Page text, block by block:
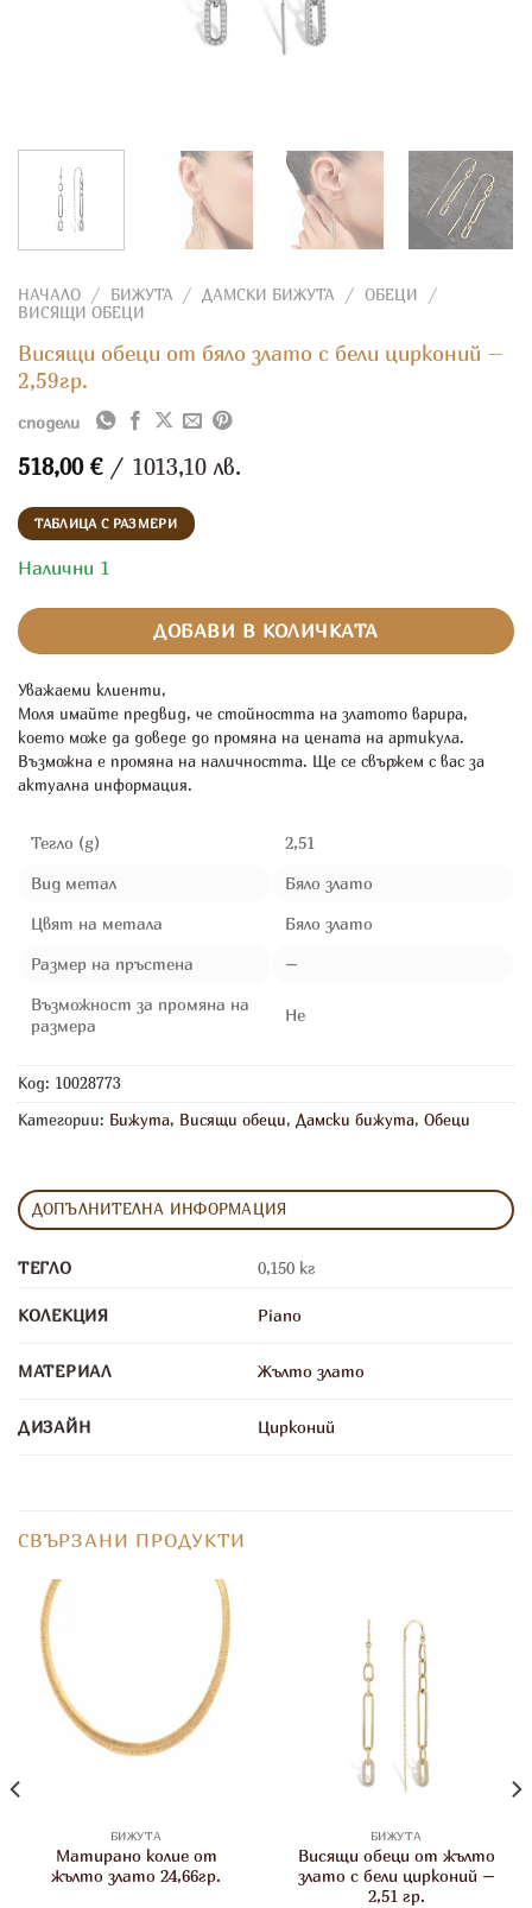
НАЧАЛО / БИЖУТА / ДАМСКИ БИЖУТА / ОБЕЦИ
/
ВИСЯЩИ ОБЕЦИ
Висящи обеци от бяло злато с бели цирконий –
2,59гр.
сподели
518,00 €/ 1013,10 лв.
ТАБЛИЦА С РАЗМЕРИ
Налични 1
ДОБАВИ В КОЛИЧКАТА
Уважаеми клиенти,
Моля имайте предвид, че стойността на златото варира,
което може да доведе до промяна на цената на артикула.
Възможна е промяна на наличността. Ще се свържем с вас за
актуална информация.
Тегло (g)
2,51
Вид метал
Бяло злато
Цвят на метала
Бяло злато
Размер на пръстена
–
Възможност за промяна на
размера
Не
Код: 10028773
Категории: Бижута, Висящи обеци, Дамски бижута, Обеци
ДОПЪЛНИТЕЛНА ИНФОРМАЦИЯ
ТЕГЛО 0,150 кг
КОЛЕКЦИЯ Piano
МАТЕРИАЛ Жълто злато
ДИЗАЙН Цирконий
СВЪРЗАНИ ПРОДУКТИ
БИЖУТА
Матирано колие от
жълто злато 24,66гр.
БИЖУТА
Висящи обеци от жълто
злато с бели цирконий –
2,51 гр.